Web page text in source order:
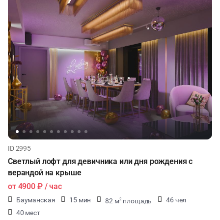
КИНОПРОСМОТР
НАСТОЛЬНЫЕ ИГРЫ
РЕПЕТИЦИИ
ФУРШЕТЫ
КОНФЕРЕНЦИИ
ДЕГУСТАЦИИ
ТИМБИЛДИНГ
ID 2995
Светлый лофт для девичника или дня рождения с
верандой на крыше
от 4900 ₽/ час
Бауманская 15 мин 82 м2 площадь
46 чел
40 мест